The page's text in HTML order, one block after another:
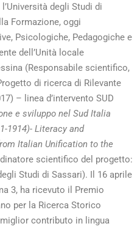
degli Studi di
Formazione, oggi
Psicologiche, Pedagogiche e
dell’Unità locale
(Responsabile scientifico,
di ricerca di Rilevante
– linea d’intervento SUD
e sviluppo nel Sud Italia
1914)- Literacy and
Italian Unification to the
scientifico del progetto:
Studi di Sassari). Il 16 aprile
3, ha ricevuto il Premio
per la Ricerca Storico
miglior contributo in lingua